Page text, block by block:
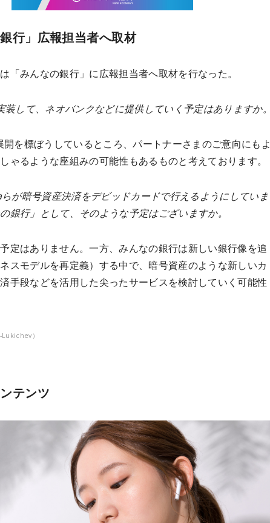
銀行」広報担当者へ取材
「みんなの銀行」に広報担当者へ取材を行なった。
装して、ネオバンクなどに提供していく予定はありますか。
開を標ぼうしているところ、パートナーさまのご意向にもよ
ゃるような座組みの可能性もあるものと考えております。
が暗号資産決済をデビッドカードで行えるようにしていま
銀行」として、そのような予定はございますか。
定はありません。一方、みんなの銀行は新しい銀行像を追
スモデルを再定義）する中で、暗号資産のような新しいカ
手段などを活用した尖ったサービスを検討していく可能性
）
テンツ